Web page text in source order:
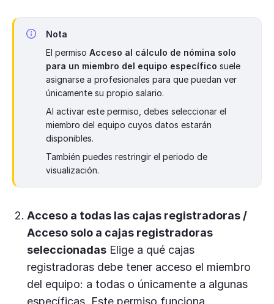
Nota
El permiso Acceso al cálculo de nómina solo
para un miembro del equipo específico suele
asignarse a profesionales para que puedan ver
únicamente su propio salario.
Al activar este permiso, debes seleccionar el
miembro del equipo cuyos datos estarán
disponibles.
También puedes restringir el periodo de
visualización.
Acceso a todas las cajas registradoras /
Acceso solo a cajas registradoras
seleccionadas Elige a qué cajas
registradoras debe tener acceso el miembro
del equipo: a todas o únicamente a algunas
específicas. Este permiso funciona